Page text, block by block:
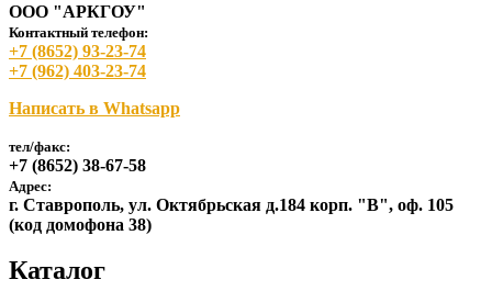
ООО "АРКГОУ"
Контактный телефон:
+7 (8652) 93-23-74
+7 (962) 403-23-74
Написать в Whatsapp
тел/факс:
+7 (8652) 38-67-58
Адрес:
г. Ставрополь, ул. Октябрьская д.184 корп. "В", оф. 105
(код домофона 38)
Каталог